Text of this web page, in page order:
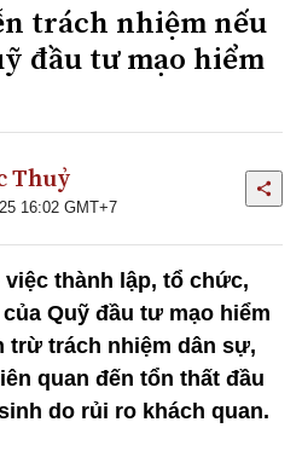
trách nhiệm nếu
đầu tư mạo hiểm
Thuỷ
16:02 GMT+7
thành lập, tổ chức,
Quỹ đầu tư mạo hiểm
trừ trách nhiệm dân sự,
quan đến tổn thất đầu
do rủi ro khách quan.